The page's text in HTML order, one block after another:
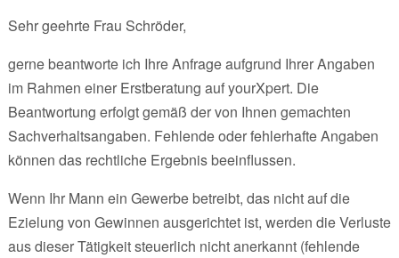
Sehr geehrte Frau Schröder,
gerne beantworte ich Ihre Anfrage aufgrund Ihrer Angaben
im Rahmen einer Erstberatung auf yourXpert. Die
Beantwortung erfolgt gemäß der von Ihnen gemachten
Sachverhaltsangaben. Fehlende oder fehlerhafte Angaben
können das rechtliche Ergebnis beeinflussen.
Wenn Ihr Mann ein Gewerbe betreibt, das nicht auf die
Ezielung von Gewinnen ausgerichtet ist, werden die Verluste
aus dieser Tätigkeit steuerlich nicht anerkannt (fehlende